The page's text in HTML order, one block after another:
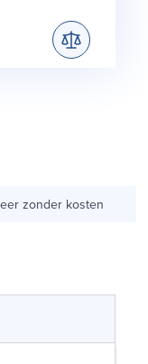
zonder kosten